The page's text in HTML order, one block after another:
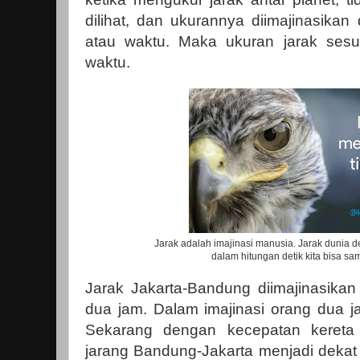
dilihat, dan ukurannya
atau waktu. Maka ukuran jarak
waktu.
Jarak adalah imajinasi manusia. Jarak dunia
dalam hitungan detik kita bisa
Jarak Jakarta-Bandung
dua jam. Dalam imajinasi orang dua
Sekarang dengan kecepatan
jarang Bandung-Jakarta menjadi